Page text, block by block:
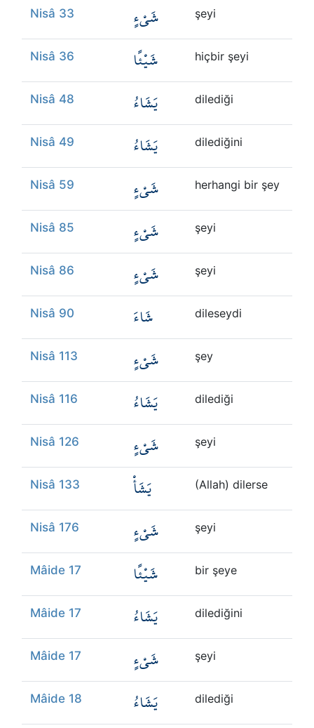
Nisâ 33 شَيْءٍ şeyi
Nisâ 36 شَيْئًا hiçbir şeyi
Nisâ 48 يَشَاءُ dilediği
Nisâ 49 يَشَاءُ dilediğini
Nisâ 59 شَيْءٍ herhangi bir şey
Nisâ 85 شَيْءٍ şeyi
Nisâ 86 شَيْءٍ şeyi
Nisâ 90 شَاءَ dileseydi
Nisâ 113 شَيْءٍ şey
Nisâ 116 يَشَاءُ dilediği
Nisâ 126 شَيْءٍ şeyi
Nisâ 133 يَشَأْ (Allah) dilerse
Nisâ 176 شَيْءٍ şeyi
Mâide 17 شَيْئًا bir şeye
Mâide 17 يَشَاءُ dilediğini
Mâide 17 شَيْءٍ şeyi
Mâide 18 يَشَاءُ dilediği